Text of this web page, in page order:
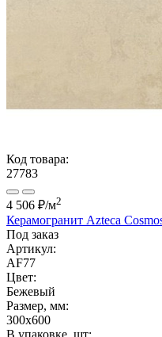
Код товара:
27783
4 506 ₽/м2
Керамогранит Azteca
Под заказ
Артикул:
AF77
Цвет:
Бежевый
Размер, мм:
300x600